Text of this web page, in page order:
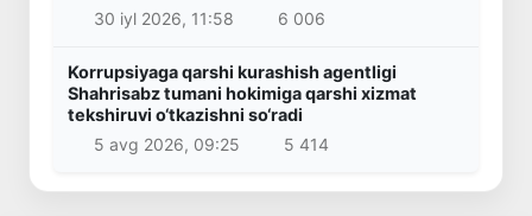
30 iyl 2026, 11:58
6 006
Korrupsiyaga qarshi kurashish agentligi
Shahrisabz tumani hokimiga qarshi xizmat
tekshiruvi o‘tkazishni so‘radi
5 avg 2026, 09:25
5 414